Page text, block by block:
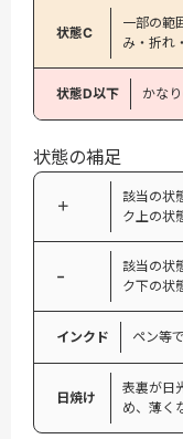
状態C
一部の範
み・折れ
状態D以下 かな
状態の補足
＋
該当の状
ク上の状
−
該当の状
ク下の状
インクド ペン等
日焼け
表裏が日
め、薄く